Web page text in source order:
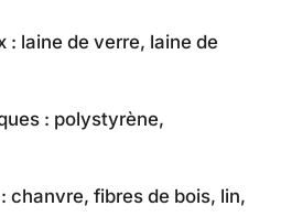
: laine de verre, laine de
: polystyrène,
chanvre, fibres de bois, lin,